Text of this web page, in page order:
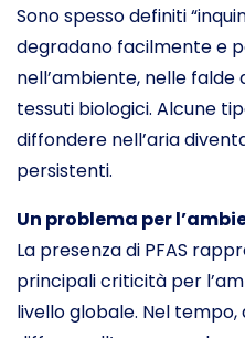
Sono spesso definiti
degradano facilmente e
nell’ambiente, nelle
tessuti biologici. Alcune
diffondere nell’aria
persistenti.
Un problema per
La presenza di PFAS
principali criticità per
livello globale. Nel